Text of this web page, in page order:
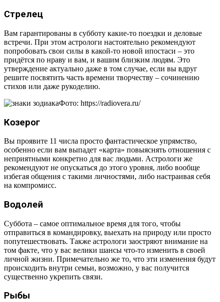
Стрелец
Вам гарантированы в субботу какие-то поездки и деловые
встречи. При этом астрологи настоятельно рекомендуют
попробовать свои силы в какой-то новой ипостаси – это
придётся по нраву и вам, и вашим близким людям. Это
утверждение актуально даже в том случае, если вы вдруг
решите посвятить часть времени творчеству – сочинению
стихов или даже рукоделию.
Фото: https://radiovera.ru/
Козерог
Вы проявите 11 числа просто фантастическое упрямство,
особенно если вам выпадет «карта» повыяснять отношения с
неприятными конкретно для вас людьми. Астрологи же
рекомендуют не опускаться до этого уровня, либо вообще
избегая общения с такими личностями, либо настраивая себя
на компромисс.
Водолей
Суббота – самое оптимальное время для того, чтобы
отправиться в командировку, выехать на природу или просто
попутешествовать. Также астрологи заостряют внимание на
том факте, что у вас велики шансы что-то изменить в своей
личной жизни. Примечательно же то, что эти изменения будут
происходить внутри семьи, возможно, у вас получится
существенно укрепить связи.
Рыбы